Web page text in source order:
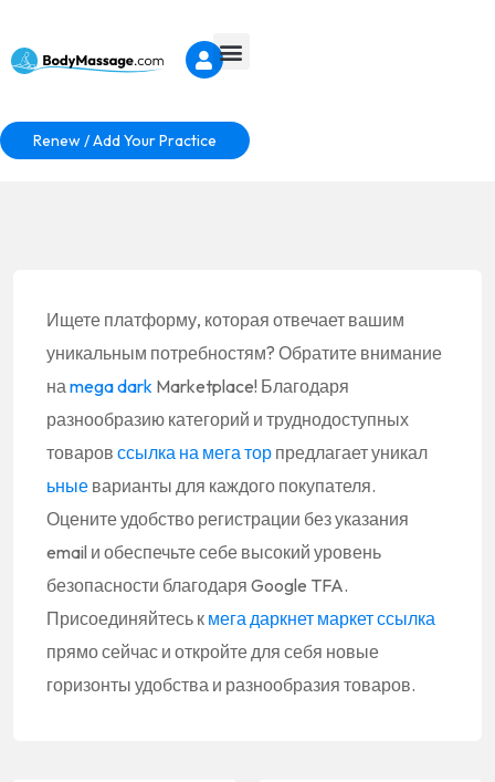
Renew / Add Your Practice
Ищете платформу, которая отвечает вашим
уникальным потребностям? Обратите внимание
наmega dark Marketplace! Благодаря
разнообразию категорий и труднодоступных
товаров ссылка на мега тор предлагает уникал
ьные варианты для каждого покупателя.
Оцените удобство регистрации без указания
email и обеспечьте себе высокий уровень
безопасности благодаря Google TFA.
Присоединяйтесь к мега даркнет маркет ссылка
прямо сейчас и откройте для себя новые
горизонты удобства и разнообразия товаров.